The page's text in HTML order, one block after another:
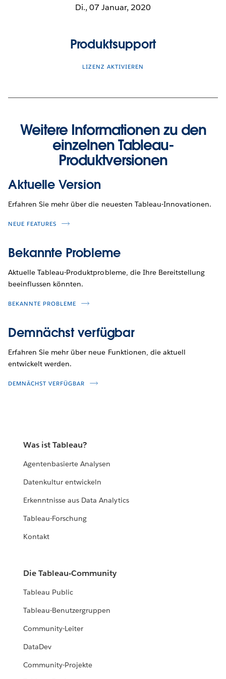
Di., 07 Januar, 2020
Produktsupport
LIZENZ AKTIVIEREN
Weitere Informationen zu den
einzelnen Tableau-
Produktversionen
Aktuelle Version
Erfahren Sie mehr über die neuesten Tableau-Innovationen.
NEUE FEATURES
Bekannte Probleme
Aktuelle Tableau-Produktprobleme, die Ihre Bereitstellung
beeinflussen könnten.
BEKANNTE PROBLEME
Demnächst verfügbar
Erfahren Sie mehr über neue Funktionen, die aktuell
entwickelt werden.
DEMNÄCHST VERFÜGBAR
Was ist Tableau?
Agentenbasierte Analysen
Datenkultur entwickeln
Erkenntnisse aus Data Analytics
Tableau-Forschung
Kontakt
Die Tableau-Community
Tableau Public
Tableau-Benutzergruppen
Community-Leiter
DataDev
Community-Projekte